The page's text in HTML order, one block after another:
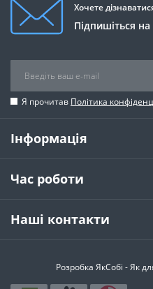
Хочете
Підпишіться
Я прочитав Політика
Інформація
Час роботи
Наші контакти
Розробка ЯкСобі - Як